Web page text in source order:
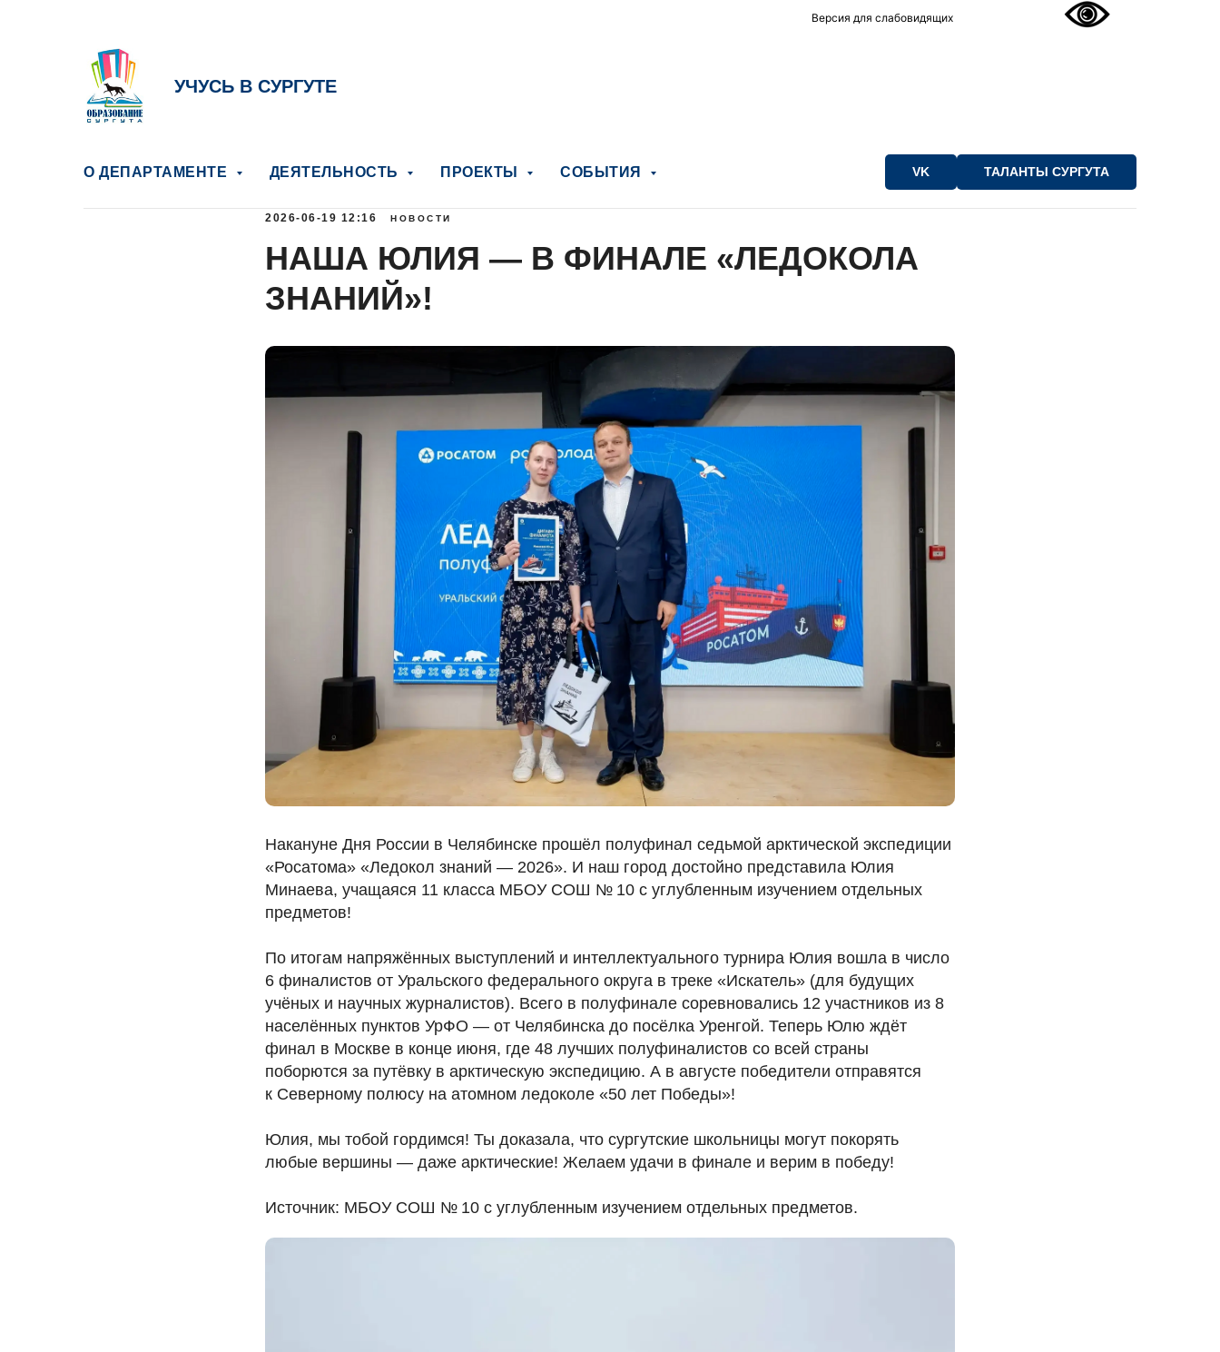
Версия для слабовидящих
УЧУСЬ В СУРГУТЕ
О ДЕПАРТАМЕНТЕ ДЕЯТЕЛЬНОСТЬ ПРОЕКТЫ СОБЫТИЯ VK ТАЛАНТЫ СУРГУТА
2026-06-19 12:16 НОВОСТИ
НАША ЮЛИЯ — В ФИНАЛЕ «ЛЕДОКОЛА
ЗНАНИЙ»!
Накануне Дня России в Челябинске прошёл полуфинал седьмой арктической экспедиции
«Росатома» «Ледокол знаний — 2026». И наш город достойно представила Юлия
Минаева, учащаяся 11 класса МБОУ СОШ № 10 с углубленным изучением отдельных
предметов!
По итогам напряжённых выступлений и интеллектуального турнира Юлия вошла в число
6 финалистов от Уральского федерального округа в треке «Искатель» (для будущих
учёных и научных журналистов). Всего в полуфинале соревновались 12 участников из 8
населённых пунктов УрФО — от Челябинска до посёлка Уренгой. Теперь Юлю ждёт
финал в Москве в конце июня, где 48 лучших полуфиналистов со всей страны
поборются за путёвку в арктическую экспедицию. А в августе победители отправятся
к Северному полюсу на атомном ледоколе «50 лет Победы»!
Юлия, мы тобой гордимся! Ты доказала, что сургутские школьницы могут покорять
любые вершины — даже арктические! Желаем удачи в финале и верим в победу!
Источник: МБОУ СОШ № 10 с углубленным изучением отдельных предметов.